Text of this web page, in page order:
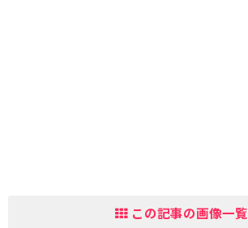
この記事の画像一覧